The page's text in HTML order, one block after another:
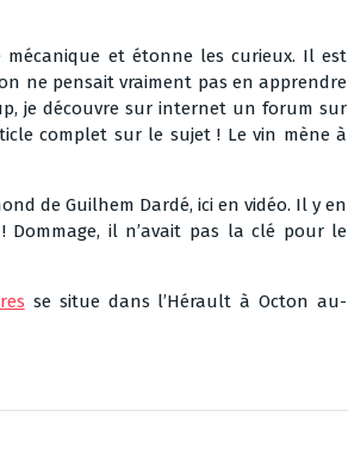
mécanique et étonne les curieux. Il est
ne pensait vraiment pas en apprendre
je découvre sur internet un forum sur
complet sur le sujet ! Le vin mène à
de Guilhem Dardé, ici en vidéo. Il y en
il n’avait pas la clé pour le
se situe dans l’Hérault à Octon au-